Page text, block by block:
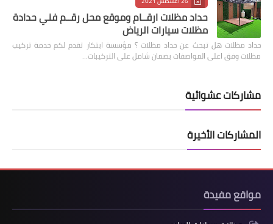
حداد مظلات ارقــام وموقع محل رقــم فني حدادة
مظلات سيارات الرياض
حداد مظلات هل تبحث عن حداد مظلات ؟ مؤسسة ابتكار تقدم لكم خدمة تركيب
مظلات وفق اعلى المواصفات بضمان شامل على التركيبات…
مشاركات عشوائية
المشاركات الأخيرة
مواقع مفيدة